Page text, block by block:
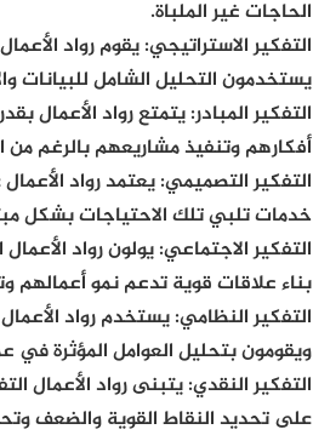
الحاجات غير الملباة.
التفكير الاستراتيجي:يقوم رواد
يستخدمون التحليل الشامل للبيانات
التفكير المبادر:يتمتع رواد الأعمال
أفكارهم وتنفيذ مشاريعهم بالرغم من
التفكير التصميمي:يعتمد رواد
خدمات تلبي تلك الاحتياجات بشكل
التفكير الاجتماعي:يولون رواد
بناء علاقات قوية تدعم نمو أعمالهم
التفكير النظامي:يستخدم رواد
ويقومون بتحليل العوامل المؤثرة في
التفكير النقدي:يتبنى رواد الأعمال
على تحديد النقاط القوية والضعف